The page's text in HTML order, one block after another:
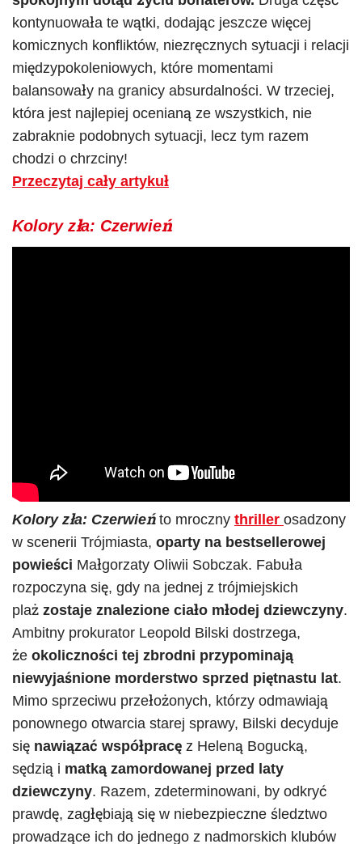
kontynuowała te wątki, dodając jeszcze więcej
komicznych konfliktów, niezręcznych sytuacji i relacji
międzypokoleniowych, które momentami
balansowały na granicy absurdalności. W trzeciej,
która jest najlepiej ocenianą ze wszystkich, nie
zabraknie podobnych sytuacji, lecz tym razem
chodzi o chrzciny!
Przeczytaj cały artykuł
Kolory zła: Czerwień
Kolory zła: Czerwieńto mroczny thriller osadzony
w scenerii Trójmiasta, oparty na bestsellerowej
powieści Małgorzaty Oliwii Sobczak. Fabuła
rozpoczyna się, gdy na jednej z trójmiejskich
plaż zostaje znalezione ciało młodej dziewczyny.
Ambitny prokurator Leopold Bilski dostrzega,
że okoliczności tej zbrodni przypominają
niewyjaśnione morderstwo sprzed piętnastu lat.
Mimo sprzeciwu przełożonych, którzy odmawiają
ponownego otwarcia starej sprawy, Bilski decyduje
się nawiązać współpracę z Heleną Bogucką,
sędzią i matką zamordowanej przed laty
dziewczyny. Razem, zdeterminowani, by odkryć
prawdę, zagłębiają się w niebezpieczne śledztwo
prowadzące ich do jednego z nadmorskich klubów